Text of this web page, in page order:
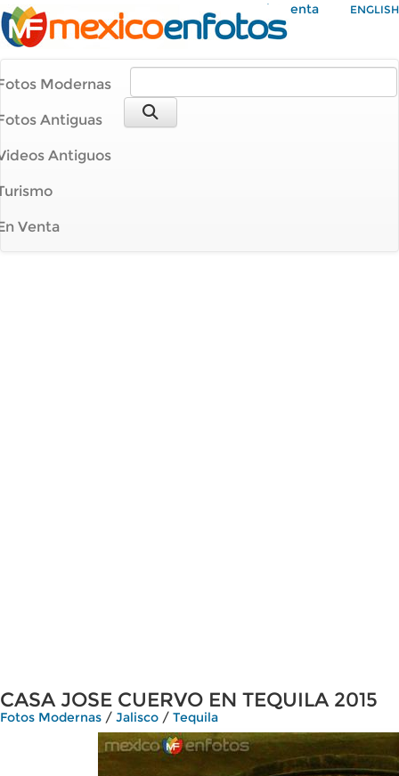
Mi Cuenta ENGLISH
Modernas
Antiguas
Antiguos
Venta
CASA JOSE CUERVO EN TEQUILA 2015
Fotos Modernas / Jalisco / Tequila